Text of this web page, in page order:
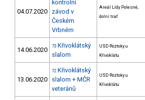
04.07.2020
kontrolní
závod v
Českém
Vrbném
Areál Lídy Polesné,
dolní trať
14.06.2020 73 Křivoklátský
slalom
USD Roztoky u
Křivoklátu
13.06.2020
72 Křivoklátský
slalom + MČR
veteránů
USD Roztoky u
Křivoklátu